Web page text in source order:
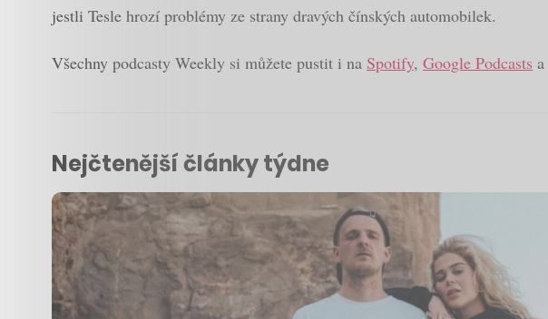
jestli Tesle hrozí problémy ze strany dravých čínských automobilek.
Všechny podcasty Weekly si můžete pustit i na Spotify, Google Podcasts a
Nejčtenější články týdne